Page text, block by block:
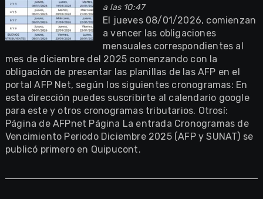
a las 10:47
El jueves 08/01/2026, comienzan
a vencer las obligaciones
mensuales correspondientes al
mes de diciembre del 2025 comenzando con la
obligación de presentar las planillas de las AFP en el
portal AFP Net, según los siguientes cronogramas: En
esta dirección puedes suscribirte al calendario google
para este y otros cronogramas tributarios. Otrosí:
Página de AFPnet Página La entrada Cronogramas de
Vencimiento Periodo Diciembre 2025 (AFP y SUNAT) se
publicó primero en Quipucont.